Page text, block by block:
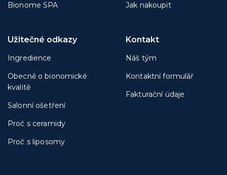
Bionome SPA
Jak nakoupit
Užitečné odkazy
Ingredience
Obecně o bionomické
kvalitě
Salonní ošetření
Proč s ceramidy
Proč s liposomy
Kontakt
Náš tým
Kontaktní formulář
Fakturační údaje